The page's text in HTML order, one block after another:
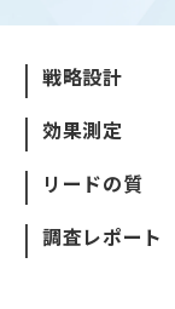
戦略設計
効果測定
リードの質
調査レポート